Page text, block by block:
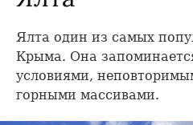
Ялта один из самых
Крыма. Она
условиями,
горными массивами.